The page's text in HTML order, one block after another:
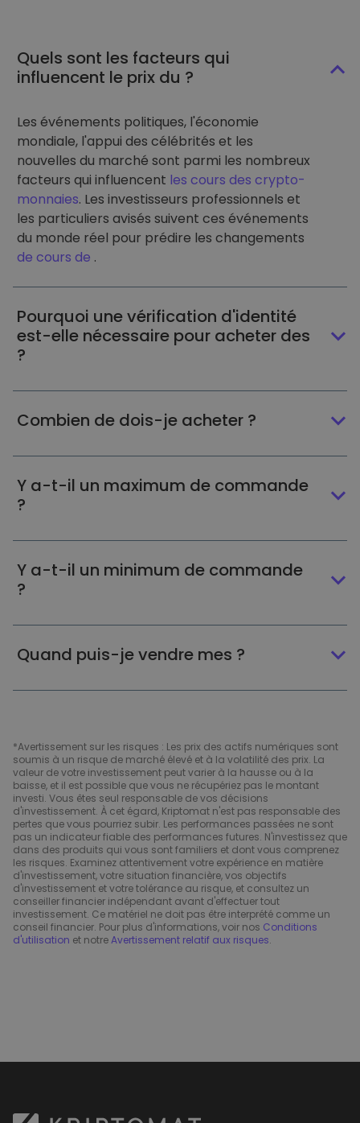
Quels sont les facteurs qui
influencent le prix du ?
Les événements politiques, l'économie
mondiale, l'appui des célébrités et les
nouvelles du marché sont parmi les nombreux
facteurs qui influencent les cours des crypto-
monnaies. Les investisseurs professionnels et
les particuliers avisés suivent ces événements
du monde réel pour prédire les changements
de cours de .
Pourquoi une vérification d'identité
est-elle nécessaire pour acheter des
?
Combien de dois-je acheter ?
Y a-t-il un maximum de commande
?
Y a-t-il un minimum de commande
?
Quand puis-je vendre mes ?
*Avertissement sur les risques : Les prix des actifs numériques sont
soumis à un risque de marché élevé et à la volatilité des prix. La
valeur de votre investissement peut varier à la hausse ou à la
baisse, et il est possible que vous ne récupériez pas le montant
investi. Vous êtes seul responsable de vos décisions
d'investissement. À cet égard, Kriptomat n'est pas responsable des
pertes que vous pourriez subir. Les performances passées ne sont
pas un indicateur fiable des performances futures. N'investissez que
dans des produits qui vous sont familiers et dont vous comprenez
les risques. Examinez attentivement votre expérience en matière
d'investissement, votre situation financière, vos objectifs
d'investissement et votre tolérance au risque, et consultez un
conseiller financier indépendant avant d'effectuer tout
investissement. Ce matériel ne doit pas être interprété comme un
conseil financier. Pour plus d'informations, voir nos Conditions
d'utilisation et notreAvertissement relatif aux risques.